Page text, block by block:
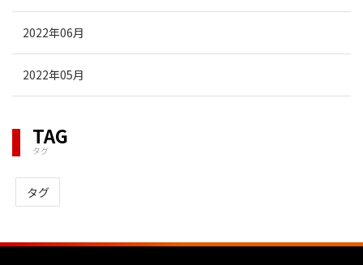
2022年06月
2022年05月
TAG
タグ
タグ